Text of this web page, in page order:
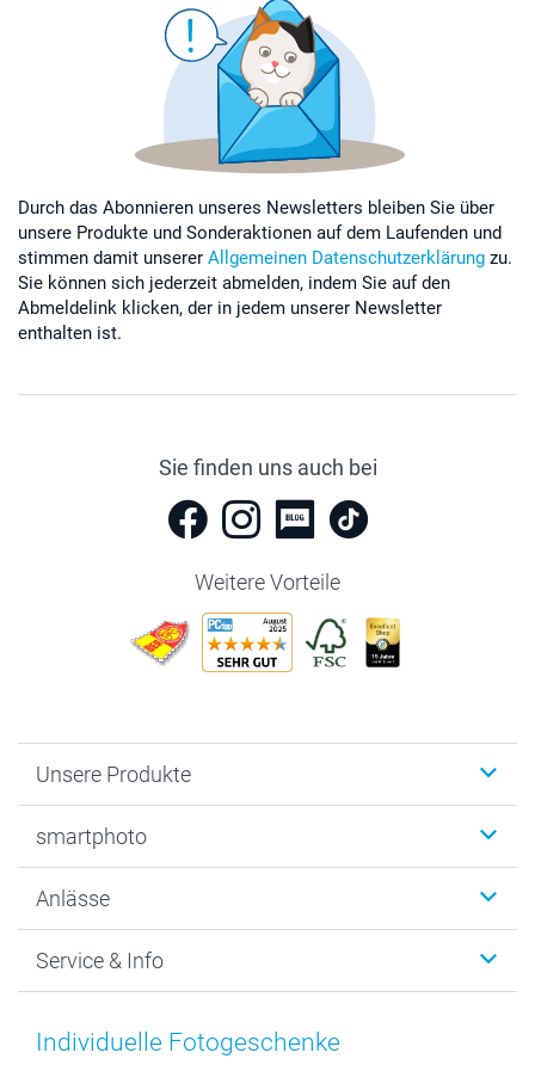
Durch das Abonnieren unseres Newsletters bleiben Sie über
unsere Produkte und Sonderaktionen auf dem Laufenden und
stimmen damit unserer Allgemeinen Datenschutzerklärung zu.
Sie können sich jederzeit abmelden, indem Sie auf den
Abmeldelink klicken, der in jedem unserer Newsletter
enthalten ist.
Sie finden uns auch bei
Weitere Vorteile
Unsere Produkte
Fotogeschenke
MyNameBook
Fotoabzüge, Fotos als Buch & Poster
Zubehör & Material
smartphoto
Warum smartphoto
Datenschutz
AGB
Anlässe
Neujahr
Muttertag
Service & Info
Preise und Versandkosten
Individuelle Fotogeschenke